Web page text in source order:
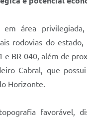
área privilegiada,
rodovias do estado,
e BR-040, além de
Cabral, que
Horizonte.
favorável,